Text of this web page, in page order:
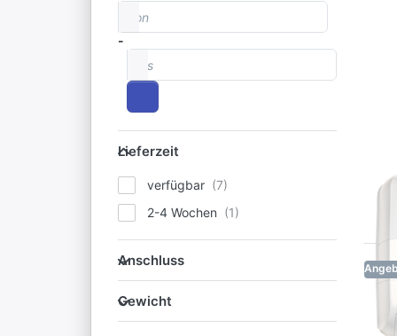
Preisspanne
-
Lieferzeit
Lieferzeit
verfügbar
2-4 Wochen
Anschluss
Anschluss
Gewicht
Gewicht